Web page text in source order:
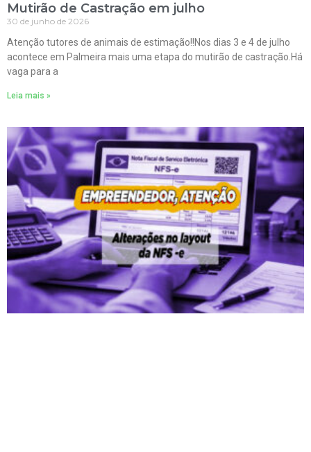
Mutirão de Castração em julho
30 de junho de 2026
Atenção tutores de animais de estimação!!Nos dias 3 e 4 de julho
acontece em Palmeira mais uma etapa do mutirão de castração.Há
vaga para a
Leia mais »